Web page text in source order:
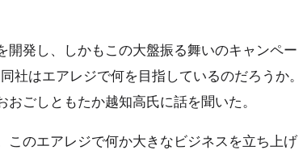
開発し、しかもこの大盤振る舞いのキャンペー
社はエアレジで何を目指しているのだろうか。
ごしともたか越知高氏に話を聞いた。
このエアレジで何か大きなビジネスを立ち上げ